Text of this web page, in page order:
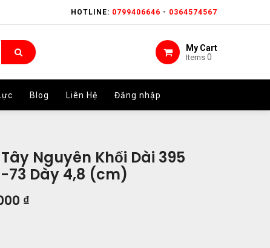
HOTLINE: 0799406646 - 0364574567
My Cart
Items 0
Blog Liên Hệ Đăng nhập
HOTLINE: 0799406646 - 0364574567
My Cart
Items 0
Blog Liên Hệ Đăng nhập
Nguyên Khối Dài 395
73 Dày 4,8 (cm)
₫